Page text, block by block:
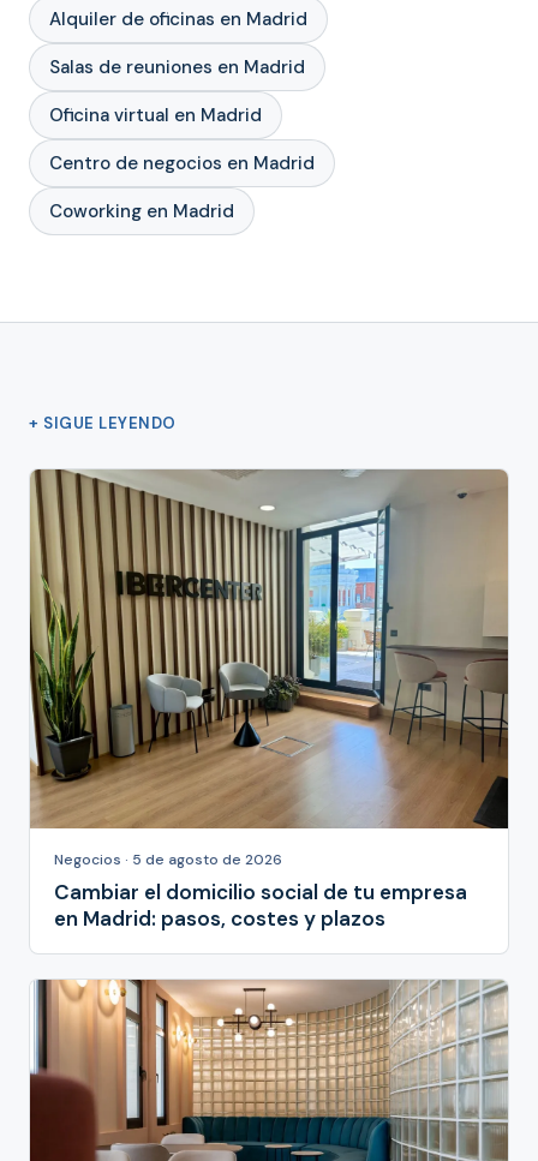
Alquiler de oficinas en Madrid
Salas de reuniones en Madrid
Oficina virtual en Madrid
Centro de negocios en Madrid
Coworking en Madrid
+ SIGUE LEYENDO
Negocios · 5 de agosto de 2026
Cambiar el domicilio social de tu empresa
en Madrid: pasos, costes y plazos